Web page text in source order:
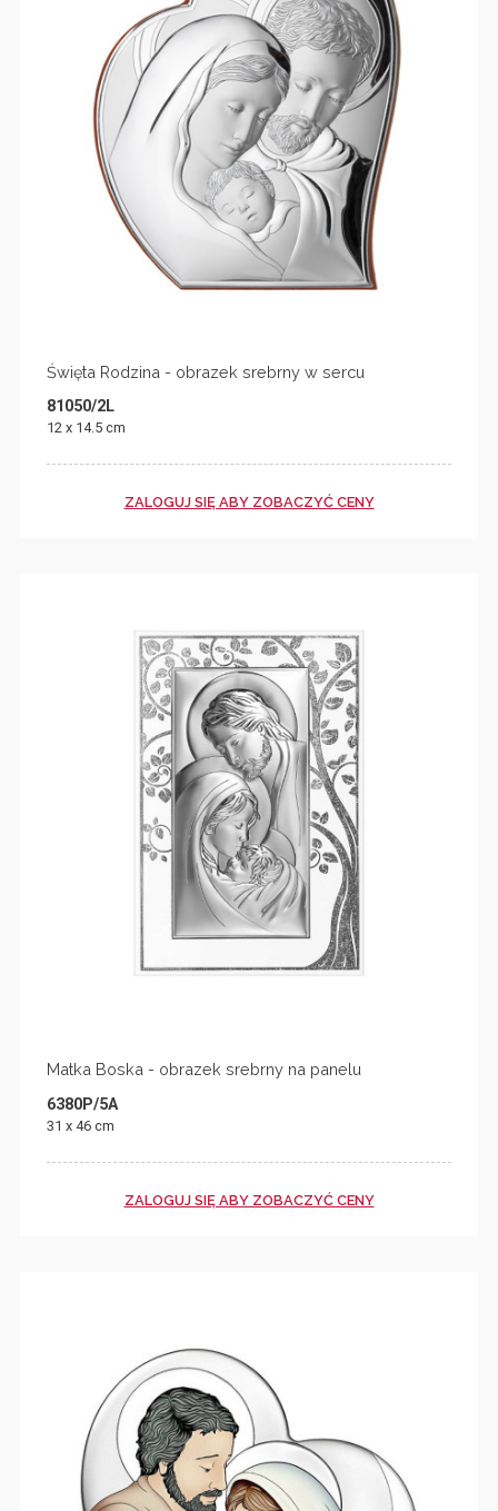
Święta Rodzina - obrazek srebrny w sercu
81050/2L
12 x 14.5 cm
ZALOGUJ SIĘ ABY ZOBACZYĆ CENY
Matka Boska - obrazek srebrny na panelu
6380P/5A
31 x 46 cm
ZALOGUJ SIĘ ABY ZOBACZYĆ CENY